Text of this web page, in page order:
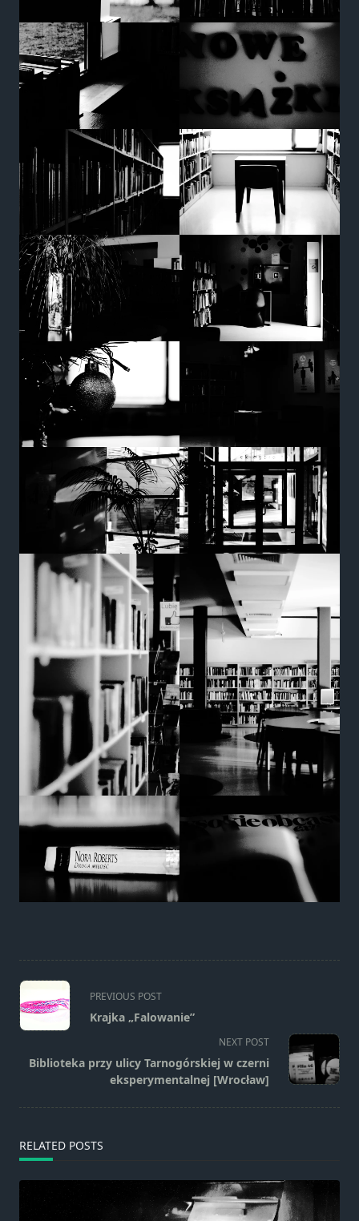
<span
class="nav-
subtitle
reader-
text">Page</span>
PREVIOUS POST
Krajka „Falowanie”
NEXT POST
Biblioteka przy ulicy Tarnogórskiej w czerni
eksperymentalnej [Wrocław]
RELATED POSTS